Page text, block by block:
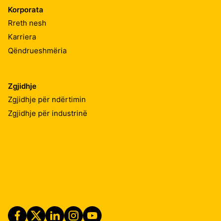
Korporata
Rreth nesh
Karriera
Qëndrueshmëria
Zgjidhje
Zgjidhje për ndërtimin
Zgjidhje për industrinë